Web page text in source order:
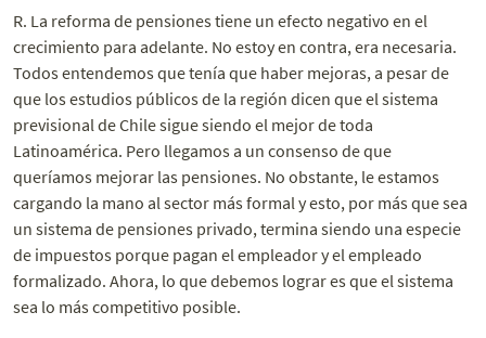
R. La reforma de pensiones tiene un efecto negativo en el
crecimiento para adelante. No estoy en contra, era necesaria.
Todos entendemos que tenía que haber mejoras, a pesar de
que los estudios públicos de la región dicen que el sistema
previsional de Chile sigue siendo el mejor de toda
Latinoamérica. Pero llegamos a un consenso de que
queríamos mejorar las pensiones. No obstante, le estamos
cargando la mano al sector más formal y esto, por más que sea
un sistema de pensiones privado, termina siendo una especie
de impuestos porque pagan el empleador y el empleado
formalizado. Ahora, lo que debemos lograr es que el sistema
sea lo más competitivo posible.